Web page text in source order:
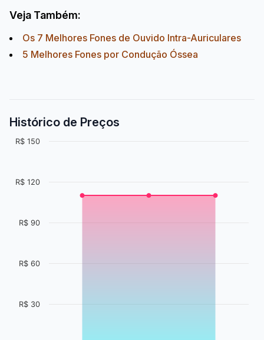
Veja Também:
Os 7 Melhores Fones de Ouvido Intra-Auriculares
5 Melhores Fones por Condução Óssea
Histórico de Preços
R$ 30
R$ 60
R$ 90
R$ 120
R$ 150